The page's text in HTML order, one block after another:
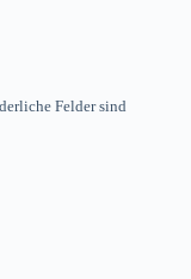
Felder sind